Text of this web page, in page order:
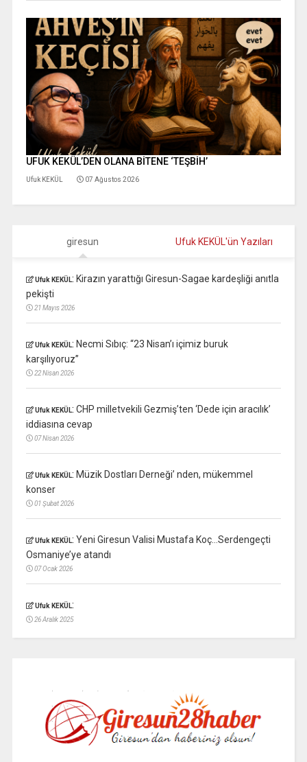
UFUK KEKÜL’DEN OLANA BİTENE ‘TEŞBİH’
Ufuk KEKÜL 07 Ağustos 2026
giresun Ufuk KEKÜL'ün Yazıları
Ufuk KEKÜL: Kirazın yarattığı Giresun-Sagae kardeşliği anıtla
pekişti
21 Mayıs 2026
Ufuk KEKÜL: Necmi Sıbıç: “23 Nisan’ı içimiz buruk
karşılıyoruz”
22 Nisan 2026
Ufuk KEKÜL: CHP milletvekili Gezmiş’ten ‘Dede için aracılık’
iddiasına cevap
07 Nisan 2026
Ufuk KEKÜL: Müzik Dostları Derneği’ nden, mükemmel
konser
01 Şubat 2026
Ufuk KEKÜL: Yeni Giresun Valisi Mustafa Koç…Serdengeçti
Osmaniye’ye atandı
07 Ocak 2026
Ufuk KEKÜL:
26 Aralık 2025